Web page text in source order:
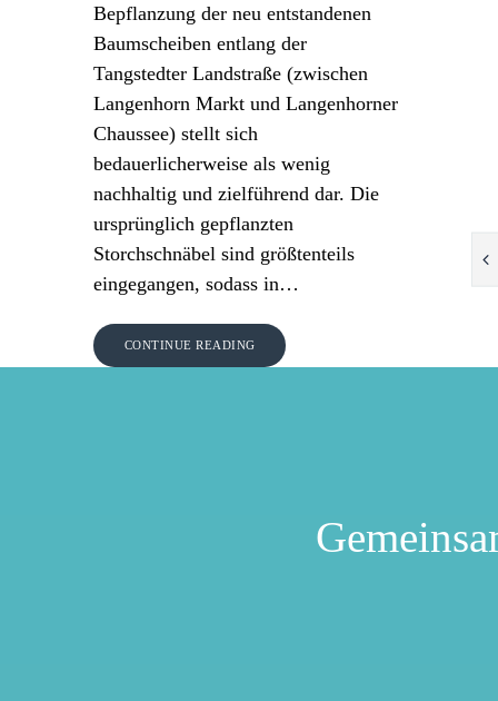
Bepflanzung der neu entstandenen
Baumscheiben entlang der
Tangstedter Landstraße (zwischen
Langenhorn Markt und Langenhorner
Chaussee) stellt sich
bedauerlicherweise als wenig
nachhaltig und zielführend dar. Die
ursprünglich gepflanzten
Storchschnäbel sind größtenteils
eingegangen, sodass in…
CONTINUE READING